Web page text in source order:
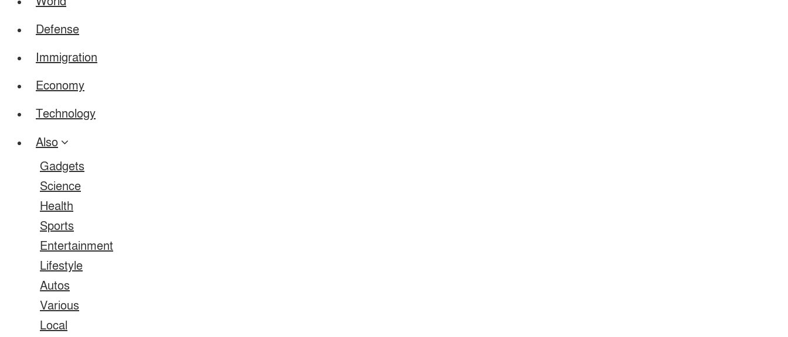
Defense
Immigration
Economy
Technology
Also
Gadgets
Science
Health
Sports
Entertainment
Lifestyle
Autos
Various
Local